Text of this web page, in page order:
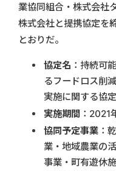
業協同組合・株式会社
株式会社と提携協定を
とおりだ。
協定名 ：持続可
るフードロス削
実施に関する協定
実施期間 ：2021
協同予定事業 ：
業・地域農業の
事業・町有遊休